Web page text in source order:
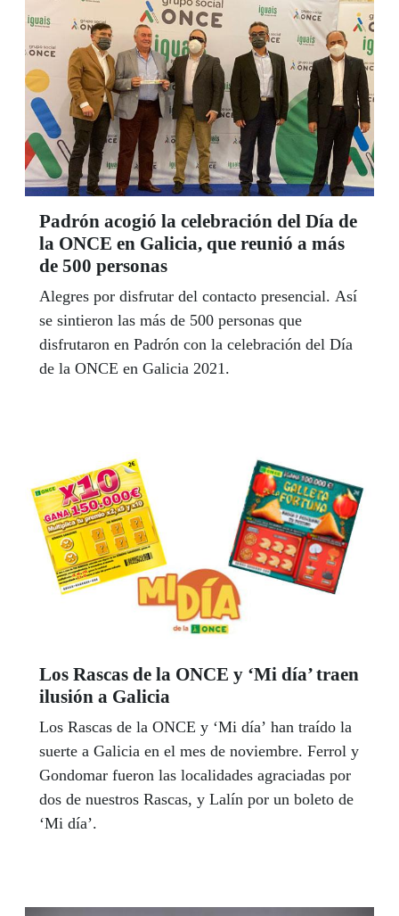
Padrón acogió la celebración del Día de
la ONCE en Galicia, que reunió a más
de 500 personas
Alegres por disfrutar del contacto presencial. Así
se sintieron las más de 500 personas que
disfrutaron en Padrón con la celebración del Día
de la ONCE en Galicia 2021.
Los Rascas de la ONCE y ‘Mi día’ traen
ilusión a Galicia
Los Rascas de la ONCE y ‘Mi día’ han traído la
suerte a Galicia en el mes de noviembre. Ferrol y
Gondomar fueron las localidades agraciadas por
dos de nuestros Rascas, y Lalín por un boleto de
‘Mi día’.